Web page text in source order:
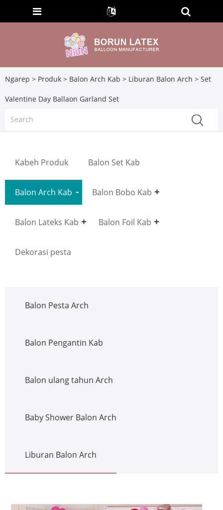
Ngarep > Produk > Balon Arch Kab > Liburan Balon Arch > Set
Valentine Day Ballaon Garland Set
Kabeh Produk Balon Set Kab
Balon Arch Kab Balon Bobo Kab
Balon Lateks Kab Balon Foil Kab
Dekorasi pesta
Balon Pesta Arch
Balon Pengantin Kab
Balon ulang tahun Arch
Baby Shower Balon Arch
Liburan Balon Arch